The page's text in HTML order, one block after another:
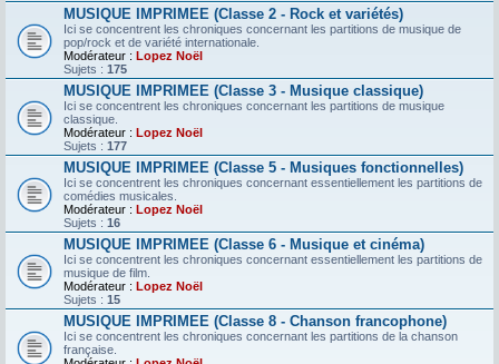
MUSIQUE IMPRIMEE (Classe 2 - Rock et variétés)
Ici se concentrent les chroniques concernant les partitions de musique de
pop/rock et de variété internationale.
Modérateur : Lopez Noël
Sujets : 175
MUSIQUE IMPRIMEE (Classe 3 - Musique classique)
Ici se concentrent les chroniques concernant les partitions de musique
classique.
Modérateur : Lopez Noël
Sujets : 177
MUSIQUE IMPRIMEE (Classe 5 - Musiques fonctionnelles)
Ici se concentrent les chroniques concernant essentiellement les partitions de
comédies musicales.
Modérateur : Lopez Noël
Sujets : 16
MUSIQUE IMPRIMEE (Classe 6 - Musique et cinéma)
Ici se concentrent les chroniques concernant essentiellement les partitions de
musique de film.
Modérateur : Lopez Noël
Sujets : 15
MUSIQUE IMPRIMEE (Classe 8 - Chanson francophone)
Ici se concentrent les chroniques concernant les partitions de la chanson
française.